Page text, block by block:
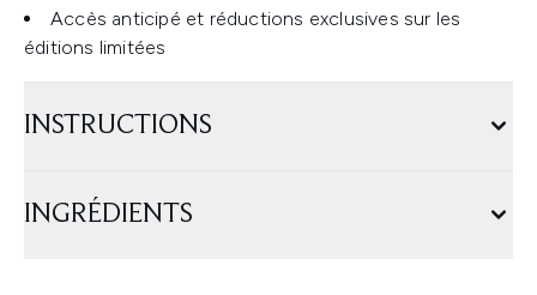
Accès anticipé et réductions exclusives sur les
éditions limitées
INSTRUCTIONS
INGRÉDIENTS